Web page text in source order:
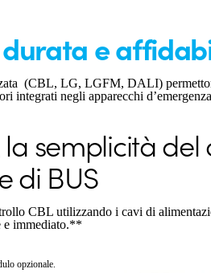
durata e
(CBL, LG, LGFM, DALI)
negli apparecchi
la semplicità
di BUS
CBL utilizzando i cavi di
e immediato.**
opzionale.